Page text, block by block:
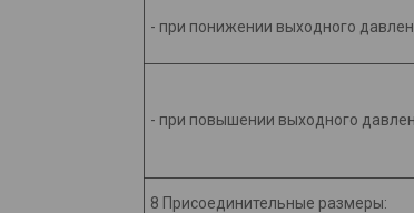
- при понижении выходного
- при повышении выходного
8 Присоединительные размеры: